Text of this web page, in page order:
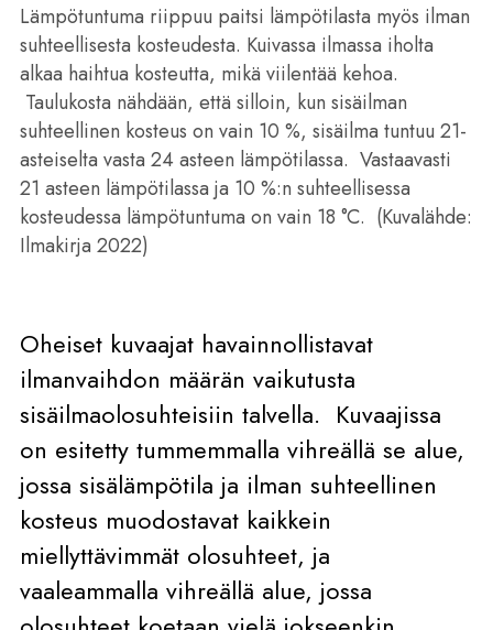
Lämpötuntuma riippuu paitsi lämpötilasta myös ilman
suhteellisesta kosteudesta. Kuivassa ilmassa iholta
alkaa haihtua kosteutta, mikä viilentää kehoa.
Taulukosta nähdään, että silloin, kun sisäilman
suhteellinen kosteus on vain 10 %, sisäilma tuntuu 21-
asteiselta vasta 24 asteen lämpötilassa. Vastaavasti
21 asteen lämpötilassa ja 10 %:n suhteellisessa
kosteudessa lämpötuntuma on vain 18 °C. (Kuvalähde:
Ilmakirja 2022)
Oheiset kuvaajat havainnollistavat
ilmanvaihdon määrän vaikutusta
sisäilmaolosuhteisiin talvella. Kuvaajissa
on esitetty tummemmalla vihreällä se alue,
jossa sisälämpötila ja ilman suhteellinen
kosteus muodostavat kaikkein
miellyttävimmät olosuhteet, ja
vaaleammalla vihreällä alue, jossa